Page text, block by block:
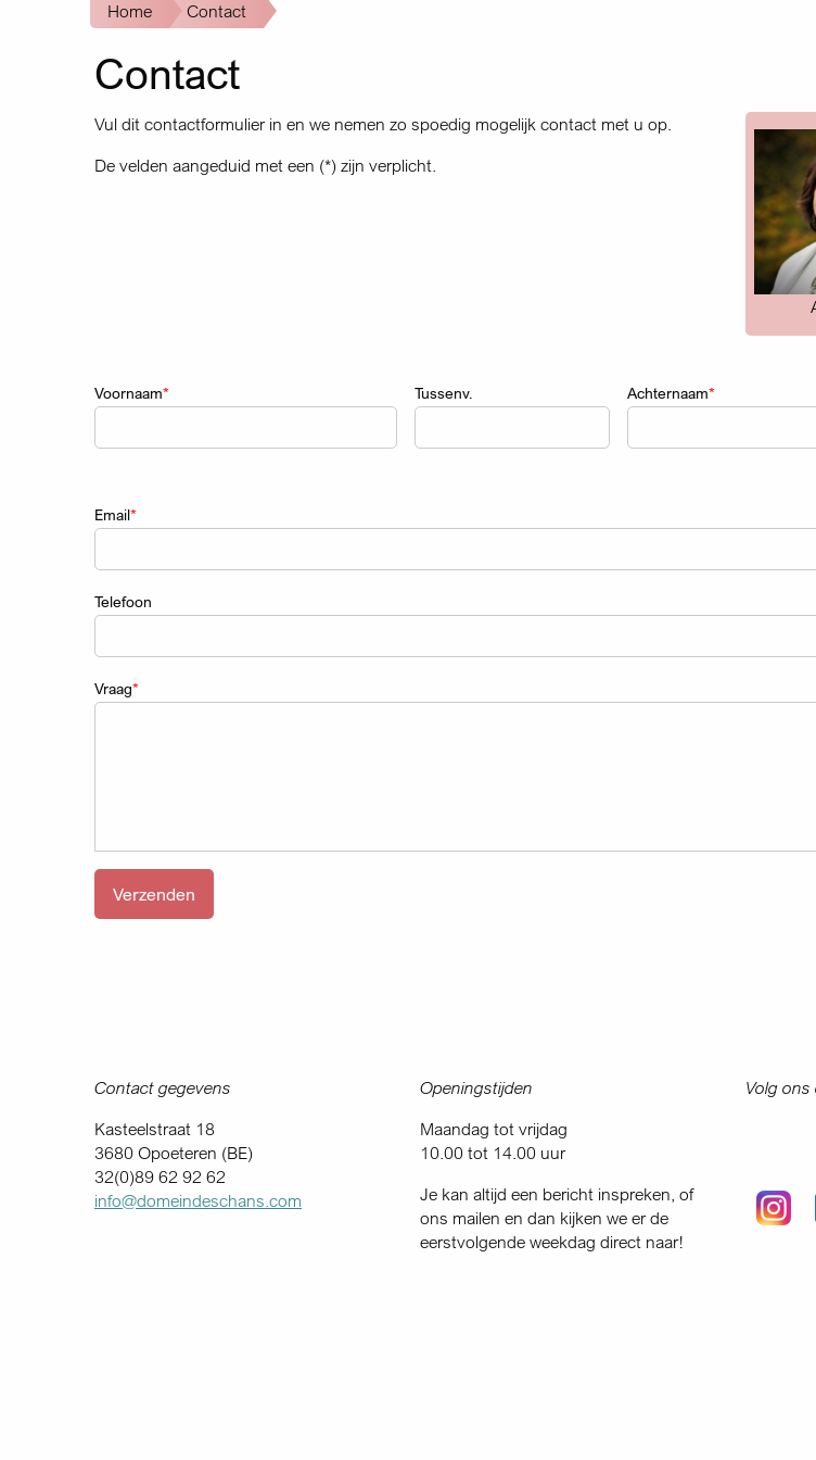
Kruimelpad
Home Contact
Contact
Vul dit contactformulier in en we nemen zo spoedig mogelijk contact met u op.
De velden aangeduid met een (*) zijn verplicht.
Voornaam Tussenv. Achternaam
Email
Telefoon
Vraag
Contact gegevens
Kasteelstraat 18
3680 Opoeteren (BE)
32(0)89 62 92 62
info@domeindeschans.com
Openingstijden
Maandag tot vrijdag
10.00 tot 14.00 uur
Je kan altijd een bericht inspreken, of
ons mailen en dan kijken we er de
eerstvolgende weekdag direct naar!
Volg ons